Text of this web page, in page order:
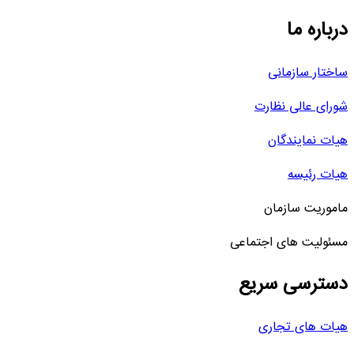
درباره ما
ساختار سازمانی
شورای عالی نظارت
هیات نمایندگان
هیات رئیسه
ماموریت سازمان
مسئولیت های اجتماعی
دسترسی سریع
هیات های تجاری